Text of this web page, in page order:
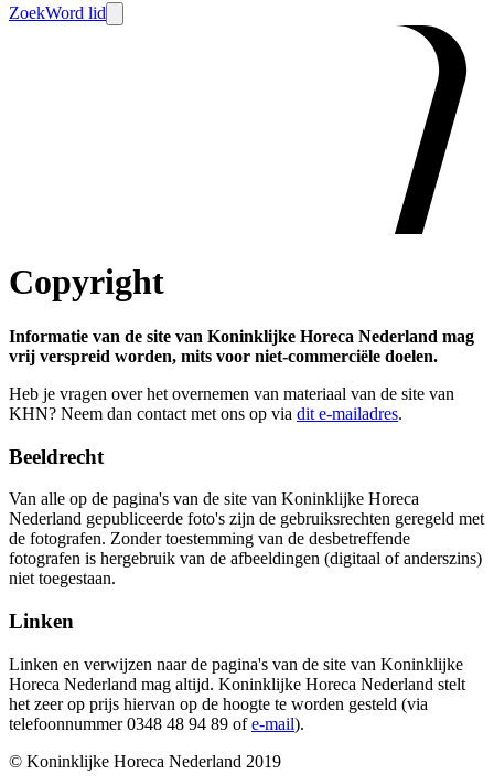
ZoekWord lid
Copyright
Informatie van de site van Koninklijke Horeca Nederland mag
vrij verspreid worden, mits voor niet-commerciële doelen.
Heb je vragen over het overnemen van materiaal van de site van
KHN? Neem dan contact met ons op via dit e-mailadres.
Beeldrecht
Van alle op de pagina's van de site van Koninklijke Horeca
Nederland gepubliceerde foto's zijn de gebruiksrechten geregeld met
de fotografen. Zonder toestemming van de desbetreffende
fotografen is hergebruik van de afbeeldingen (digitaal of anderszins)
niet toegestaan.
Linken
Linken en verwijzen naar de pagina's van de site van Koninklijke
Horeca Nederland mag altijd. Koninklijke Horeca Nederland stelt
het zeer op prijs hiervan op de hoogte te worden gesteld (via
telefoonnummer 0348 48 94 89 ofe-mail).
© Koninklijke Horeca Nederland 2019